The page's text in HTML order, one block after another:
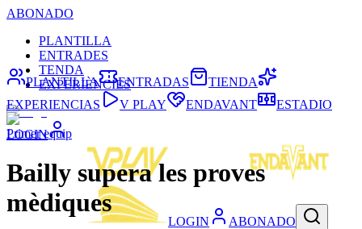
ABONADO
PLANTILLA
ENTRADES
TENDA
EXPERIÈNCIES
LOGIN
LOGIN ABONADO
PLANTILLA ENTRADAS
TIENDA
EXPERIENCIAS
V PLAY ENDAVANT ESTADIO
Primer equip
Bailly supera les proves
mèdiques